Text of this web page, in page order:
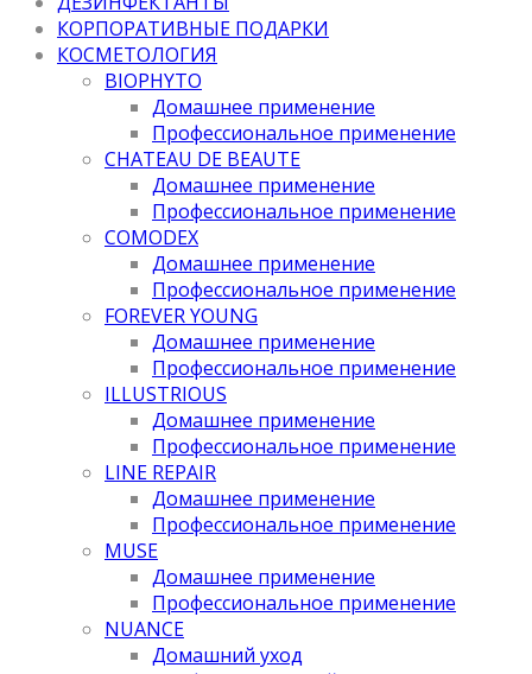
КОРПОРАТИВНЫЕ ПОДАРКИ
КОСМЕТОЛОГИЯ
BIOPHYTO
Домашнее применение
Профессиональное применение
CHATEAU DE BEAUTE
Домашнее применение
Профессиональное применение
COMODEX
Домашнее применение
Профессиональное применение
FOREVER YOUNG
Домашнее применение
Профессиональное применение
ILLUSTRIOUS
Домашнее применение
Профессиональное применение
LINE REPAIR
Домашнее применение
Профессиональное применение
MUSE
Домашнее применение
Профессиональное применение
NUANCE
Домашний уход